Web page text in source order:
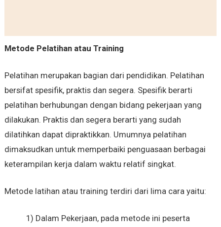
Metode Pelatihan atau Training
Pelatihan merupakan bagian dari pendidikan. Pelatihan
bersifat spesifik, praktis dan segera. Spesifik berarti
pelatihan berhubungan dengan bidang pekerjaan yang
dilakukan. Praktis dan segera berarti yang sudah
dilatihkan dapat dipraktikkan. Umumnya pelatihan
dimaksudkan untuk memperbaiki penguasaan berbagai
keterampilan kerja dalam waktu relatif singkat.
Metode latihan atau training terdiri dari lima cara yaitu:
1) Dalam Pekerjaan, pada metode ini peserta